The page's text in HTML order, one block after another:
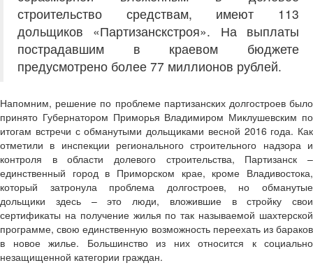
строительство средствам, имеют 113
дольщиков «Партизанскстроя». На выплаты
пострадавшим в краевом бюджете
предусмотрено более 77 миллионов рублей.
Напомним, решение по проблеме партизанских долгостроев было
принято Губернатором Приморья Владимиром Миклушевским по
итогам встречи с обманутыми дольщиками весной 2016 года. Как
отметили в инспекции регионального строительного надзора и
контроля в области долевого строительства, Партизанск –
единственный город в Приморском крае, кроме Владивостока,
который затронула проблема долгостроев, но обманутые
дольщики здесь – это люди, вложившие в стройку свои
сертификаты на получение жилья по так называемой шахтерской
программе, свою единственную возможность переехать из бараков
в новое жилье. Большинство из них относится к социально
незащищенной категории граждан.